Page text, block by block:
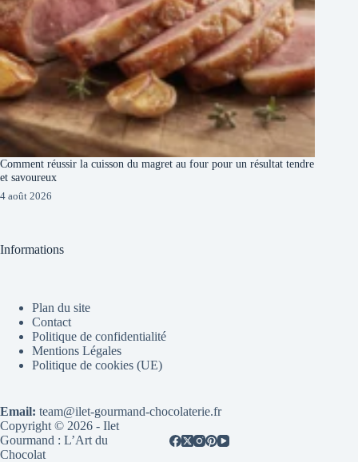
Comment réussir la cuisson du magret au four pour un résultat tendre
et savoureux
4 août 2026
Informations
Plan du site
Contact
Politique de confidentialité
Mentions Légales
Politique de cookies (UE)
Email: team@ilet-gourmand-chocolaterie.fr
Copyright © 2026 - Ilet
Gourmand : L’Art du
Chocolat